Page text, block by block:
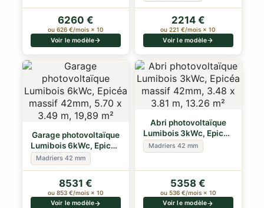
6260 €
ou 626 €/mois × 10
Voir le modèle
2214 €
ou 221 €/mois × 10
Voir le modèle
Garage photovoltaïque
Lumibois 6kWc, Epicéa
massif 4…
Madriers 42 mm
8531 €
ou 853 €/mois × 10
Voir le modèle
Abri photovoltaïque
Lumibois 3kWc, Epicéa
massif 42m…
Madriers 42 mm
5358 €
ou 536 €/mois × 10
Voir le modèle